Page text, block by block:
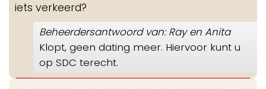
iets verkeerd?
Beheerdersantwoord van: Ray en Anita
Klopt, geen dating meer. Hiervoor kunt u
op SDC terecht.